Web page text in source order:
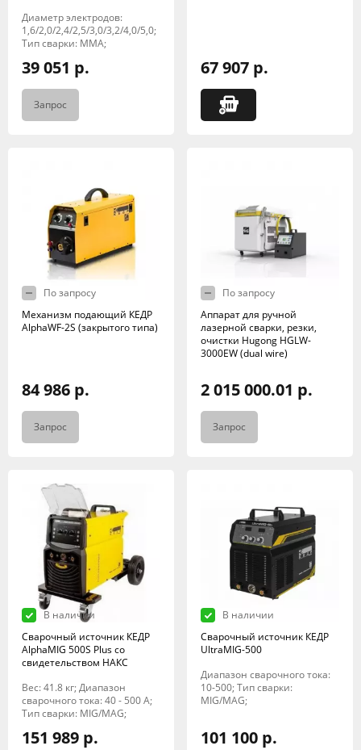
Диаметр электродов:
1,6/2,0/2,4/2,5/3,0/3,2/4,0/5,0;
Тип сварки: MMA;
39 051 р.
Запрос
67 907 р.
По запросу
Механизм подающий КЕДР
AlphaWF-2S (закрытого типа)
84 986 р.
Запрос
По запросу
Аппарат для ручной
лазерной сварки, резки,
очистки Hugong HGLW-
3000EW (dual wire)
2 015 000.01 р.
Запрос
В наличии
Сварочный источник КЕДР
AlphaMIG 500S Plus со
свидетельством НАКС
Вес: 41.8 кг; Диапазон
сварочного тока: 40 - 500 A;
Тип сварки: MIG/MAG;
151 989 р.
В наличии
Сварочный источник КЕДР
UltraMIG-500
Диапазон сварочного тока:
10-500; Тип сварки:
MIG/MAG;
101 100 р.